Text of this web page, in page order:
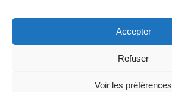
Accepter
Refuser
Voir les préférences